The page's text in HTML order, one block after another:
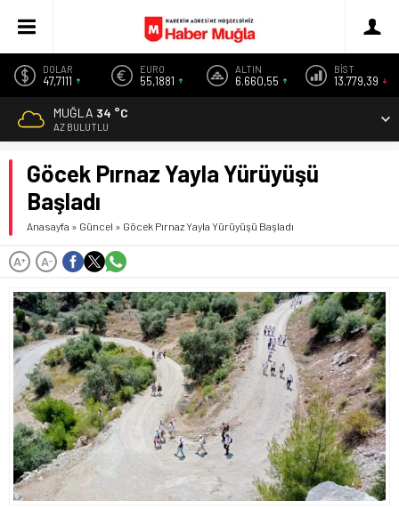
DOLAR
47,7111
EURO
55,1881
ALTIN
6.660,55
BİST
13.779,39
MUĞLA 34 °C
AZ BULUTLU
Göcek Pırnaz Yayla Yürüyüşü
Başladı
Anasayfa » Güncel » Göcek Pırnaz Yayla Yürüyüşü Başladı
A+ A-